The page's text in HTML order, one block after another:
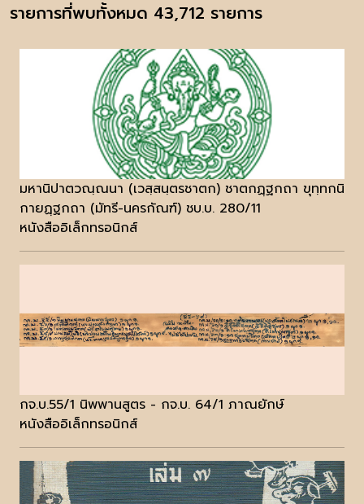
รายการที่พบทั้งหมด 43,712 รายการ
มหานิปาตวณฺณนา (เวสฺสนฺตรชาตก) ชาตกฏฺฐกถา ขุทฺทกนิ
กายฏฺฐกถา (มัทรี-นครกัณฑ์) ชบ.บ. 280/11
หนังสืออิเล็กทรอนิกส์
กจ.บ.55/1 นิพพานสูตร - กจ.บ. 64/1 ภาณยักษ์
หนังสืออิเล็กทรอนิกส์